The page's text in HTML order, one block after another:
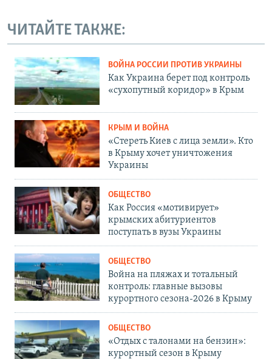
ЧИТАЙТЕ ТАКЖЕ:
ВОЙНА РОССИИ ПРОТИВ УКРАИНЫ
Как Украина берет под контроль
«сухопутный коридор» в Крым
КРЫМ И ВОЙНА
«Стереть Киев с лица земли». Кто
в Крыму хочет уничтожения
Украины
ОБЩЕСТВО
Как Россия «мотивирует»
крымских абитуриентов
поступать в вузы Украины
ОБЩЕСТВО
Война на пляжах и тотальный
контроль: главные вызовы
курортного сезона-2026 в Крыму
ОБЩЕСТВО
«Отдых с талонами на бензин»:
курортный сезон в Крыму